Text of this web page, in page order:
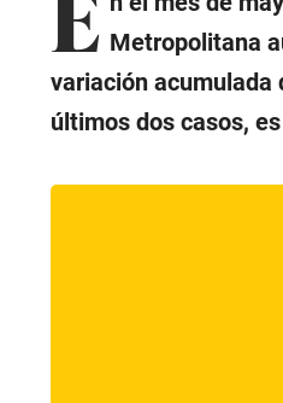
Metropolitana
variación acumulada
últimos dos casos,